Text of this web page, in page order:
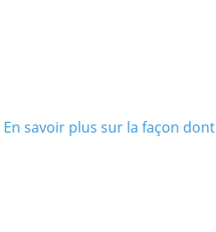
En savoir plus sur la façon dont